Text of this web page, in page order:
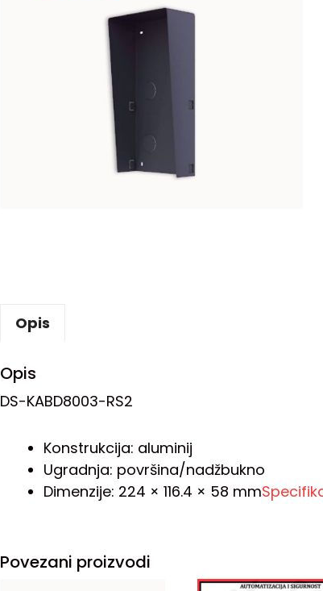
Opis
Opis
DS-KABD8003-RS2
Konstrukcija: aluminij
Ugradnja: površina/nadžbukno
Dimenzije: 224 × 116.4 × 58 mm
Povezani proizvodi